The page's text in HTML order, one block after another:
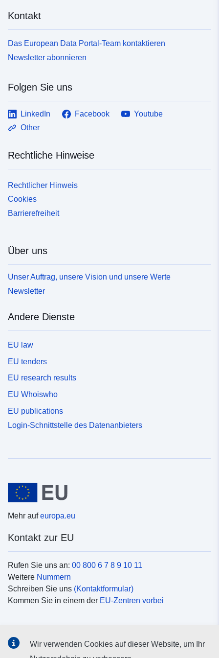
Kontakt
Das European Data Portal-Team kontaktieren
Newsletter abonnieren
Folgen Sie uns
LinkedIn Facebook
Youtube
Other
Rechtliche Hinweise
Rechtlicher Hinweis
Cookies
Barrierefreiheit
Über uns
Unser Auftrag, unsere Vision und unsere Werte
Newsletter
Andere Dienste
EU law
EU tenders
EU research results
EU Whoiswho
EU publications
Login-Schnittstelle des Datenanbieters
Mehr aufeuropa.eu
Kontakt zur EU
Rufen Sie uns an: 00 800 6 7 8 9 10 11
Weitere Nummern
Schreiben Sie uns (Kontaktformular)
Kommen Sie in einem der EU-Zentren vorbei
Wir verwenden Cookies auf dieser Website, um Ihr